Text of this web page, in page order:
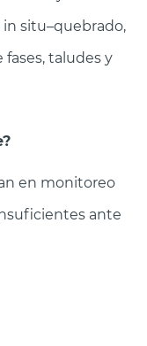
situ–quebrado,
taludes y
en monitoreo
ante